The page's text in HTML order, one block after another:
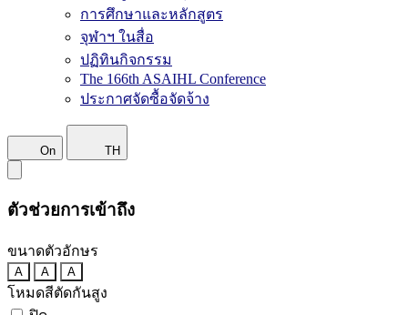
การศึกษาและหลักสูตร
จุฬาฯ ในสื่อ
ปฏิทินกิจกรรม
The 166th ASAIHL Conference
ประกาศจัดซื้อจัดจ้าง
On TH
ตัวช่วยการเข้าถึง
ขนาดตัวอักษร
A A A
โหมดสีตัดกันสูง